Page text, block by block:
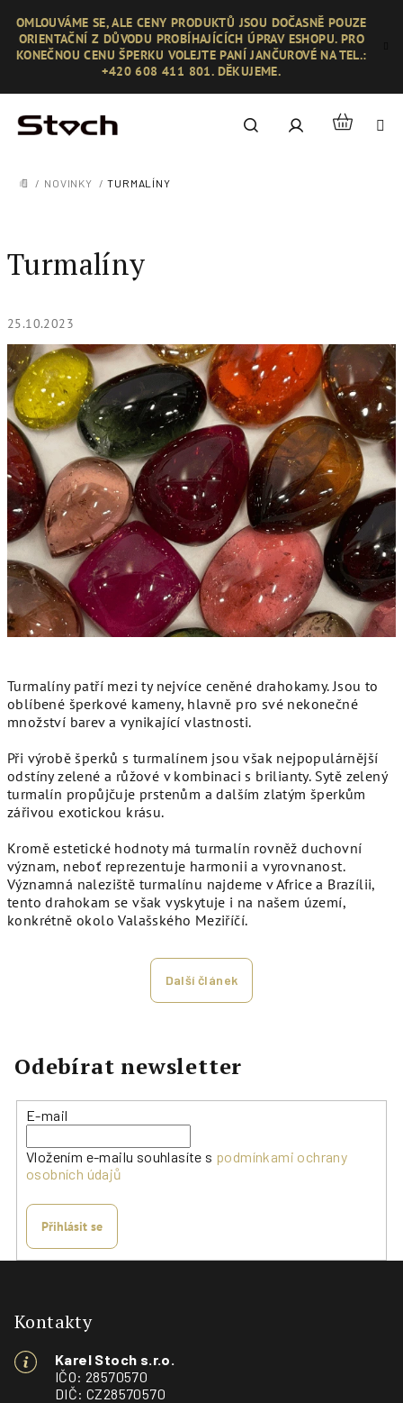
obsah
OMLOUVÁME SE, ALE CENY PRODUKTŮ JSOU DOČASNĚ POUZE
ORIENTAČNÍ Z DŮVODU PROBÍHAJÍCÍCH ÚPRAV ESHOPU. PRO
KONEČNOU CENU ŠPERKU VOLEJTE PANÍ JANČUROVÉ NA TEL.:
+420 608 411 801. DĚKUJEME.
Hledat PřihlášeníNákupní
DOMŮ
/ NOVINKY / TURMALÍNY
Turmalíny
25.10.2023
Turmalíny patří mezi ty nejvíce ceněné drahokamy. Jsou to
oblíbené šperkové kameny, hlavně pro své nekonečné
množství barev a vynikající vlastnosti.
Při výrobě šperků s turmalínem jsou však nejpopulárnější
odstíny zelené a růžové v kombinaci s brilianty. Sytě zelený
turmalín propůjčuje prstenům a dalším zlatým šperkům
zářivou exotickou krásu.
Kromě estetické hodnoty má turmalín rovněž duchovní
význam, neboť reprezentuje harmonii a vyrovnanost.
Významná naleziště turmalínu najdeme v Africe a Brazílii,
tento drahokam se však vyskytuje i na našem území,
konkrétně okolo Valašského Meziříčí.
Další článek
Odebírat newsletter
E-mail
Vložením e-mailu souhlasíte s podmínkami ochrany
osobních údajů
Přihlásit se
Kontakty
Karel Stoch s.r.o.
IČO: 28570570
DIČ: CZ28570570